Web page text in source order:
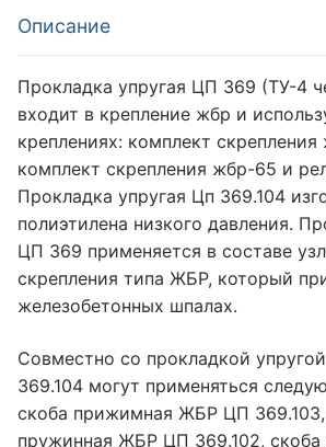
Описание
Прокладка упругая ЦП 369 (ТУ-4
входит в крепление жбр и
креплениях: комплект
комплект скрепления жбр-65 и
Прокладка упругая Цп 369.104
полиэтилена низкого давления.
ЦП 369 применяется в составе
скрепления типа ЖБР, который
железобетонных шпалах.
Совместно со прокладкой
369.104 могут применяться
скоба прижимная ЖБР ЦП
пружинная ЖБР ЦП 369.102,